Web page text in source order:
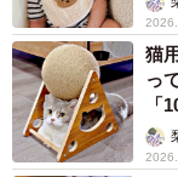
猫
っ
「